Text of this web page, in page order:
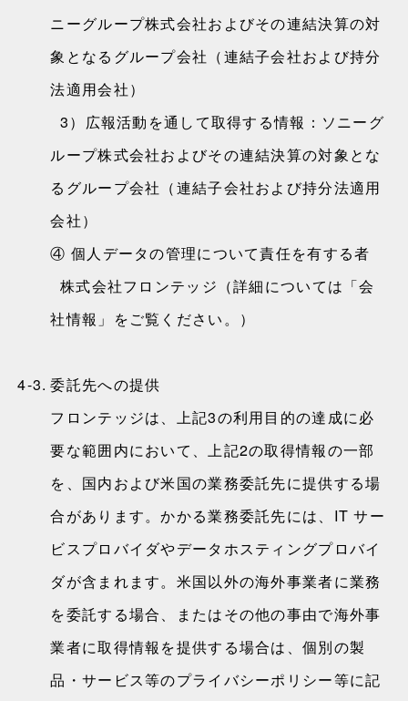
ニーグループ株式会社およびその連結決算の対
象となるグループ会社（連結子会社および持分
法適用会社）
3）広報活動を通して取得する情報：ソニーグ
ループ株式会社およびその連結決算の対象とな
るグループ会社（連結子会社および持分法適用
会社）
④ 個人データの管理について責任を有する者
株式会社フロンテッジ（詳細については「会
社情報」をご覧ください。）
4-3. 委託先への提供
フロンテッジは、上記3の利用目的の達成に必
要な範囲内において、上記2の取得情報の一部
を、国内および米国の業務委託先に提供する場
合があります。かかる業務委託先には、IT サー
ビスプロバイダやデータホスティングプロバイ
ダが含まれます。米国以外の海外事業者に業務
を委託する場合、またはその他の事由で海外事
業者に取得情報を提供する場合は、個別の製
品・サービス等のプライバシーポリシー等に記